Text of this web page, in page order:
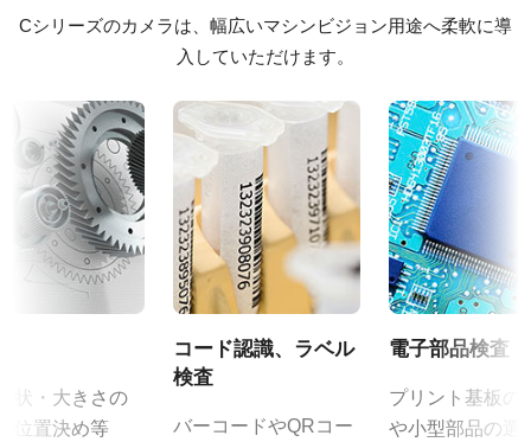
カラー
1.4 MP
規格 横x縦
1392 x 1040 px
フレームレート/ラインレート
インターフェース
Mini Camera Link
証明書類
その他
CAD file - C Series 141 MCL-PMCL
カメラセレクションガイド（総合カタログ）
取扱説明書＆データシート - ディスコン
マニュアル - CB-141MCL
データシート - CB-141MCL
ご注文の際にはBもしくはFをご指定ください。
定格出力電流：3A
入力電源電圧：AC100V-240V (1次側ケーブルは100V専用)
電源周波数： 50/60Hz
動作温度：-10～+50℃
動作湿度：20％～85％（但し結露なきこと）
外形寸法：43(W) ｘ 30(H) ｘ 112（D)mm （突起部除く）
質量：285g/277g ケーブル長：2.0m
出力コネクタB / F（型番）
B ( VA-055 B )：12pin仕様
F ( VA-055 F )：6pin仕様
Cシリーズのカメラは、幅広いマシンビジョン用途へ柔軟に導
入していただけます。
状・大きさの
位置決め等
コード認識、ラベル
検査
バーコードやQRコー
電子部品検査
プリント基板の
や小型部品の選